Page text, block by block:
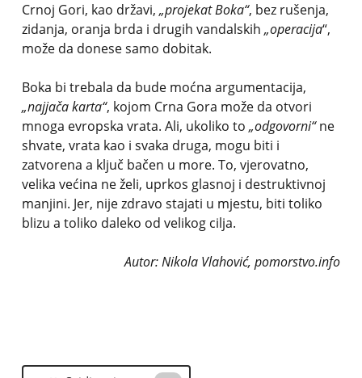
Crnoj Gori, kao državi, „projekat Boka“, bez rušenja,
zidanja, oranja brda i drugih vandalskih „operacija“,
može da donese samo dobitak.
Boka bi trebala da bude moćna argumentacija,
„najjača karta“, kojom Crna Gora može da otvori
mnoga evropska vrata. Ali, ukoliko to „odgovorni“ne
shvate, vrata kao i svaka druga, mogu biti i
zatvorena a ključ bačen u more. To, vjerovatno,
velika većina ne želi, uprkos glasnoj i destruktivnoj
manjini. Jer, nije zdravo stajati u mjestu, biti toliko
blizu a toliko daleko od velikog cilja.
Autor: Nikola Vlahović, pomorstvo.info